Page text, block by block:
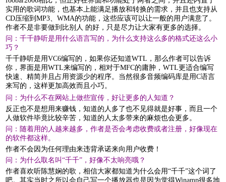
实用的歌词功能，也基本上能满足播放和转换的需求，并且也支持从
CD压缩到MP3、WMA的功能，这些应该可以让一般的用户满意了。
作者不是非要做到比别人 的好，只是尽力让大家有更多的选择。
问：千千静听是用什么语言写的，为什么支持这么多的格式还这么小
巧？
千千静听是用VC6编写的，如果你还知道WTL，那么作者可以告诉
你，界面是用WTL来编写的，相对于MFC的庸肿，WTL更适合编写
快速、精简并且占用资源少的程序。当然很多音频编码库是用C语言
来写的，这样更加高效而且小巧。
问：为什么不在网站上做些宣传，好让更多的人知道？
反正也不是想用来赚钱，知道的人多了也不见得就是好事，而且一个
人做软件毕竟比较辛苦，知道的人太多带来的麻烦也会更多。
问：随着用的人越来越多，作者是否会考虑收费或者注册，好像现在
的软件都这样。
作者不会因为任何理由来违背承诺来向用户收费！
问：为什么取名叫“千千”，好像不太响亮哦？
作者喜欢听陈慧娴的歌，相信大家都知道为什么会用“千千”这个词了
吧。其实当时之所以会自己写一个播放器也是因为觉得Winamp很多地